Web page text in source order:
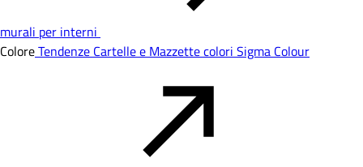
murali per interni
ColoreTendenze Cartelle e Mazzette colori Sigma Colour